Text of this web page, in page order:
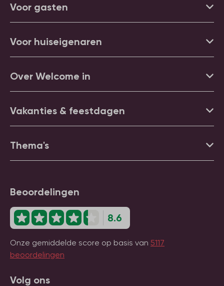
Voor gasten
Voor huiseigenaren
Over Welcome in
Vakanties & feestdagen
Thema's
Beoordelingen
8.6
Onze gemiddelde score op basis van 5117
beoordelingen
Volg ons